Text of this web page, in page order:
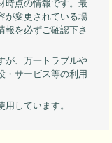
時点の情報です。最
が変更されている場
報を必ずご確認下さ
が、万一トラブルや
・サービス等の利用
しています。